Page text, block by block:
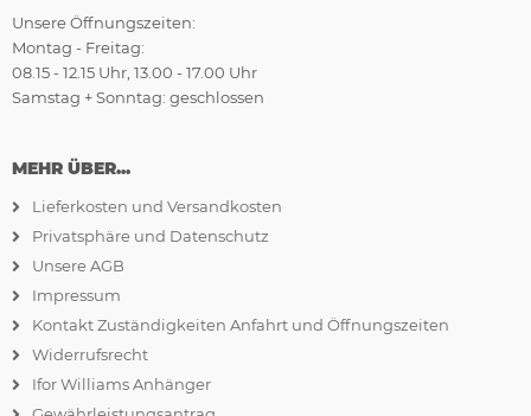
Unsere Öffnungszeiten:
Montag - Freitag:
08.15 - 12.15 Uhr, 13.00 - 17.00 Uhr
Samstag + Sonntag: geschlossen
MEHR ÜBER...
Lieferkosten und Versandkosten
Privatsphäre und Datenschutz
Unsere AGB
Impressum
Kontakt Zuständigkeiten Anfahrt und Öffnungszeiten
Widerrufsrecht
Ifor Williams Anhänger